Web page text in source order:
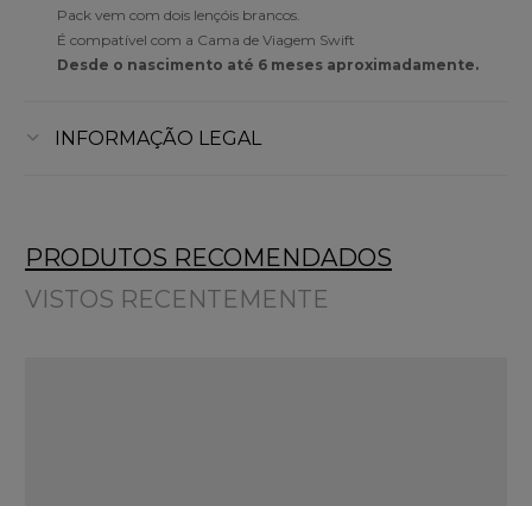
Pack vem com dois lençóis brancos.
É compatível com a Cama de Viagem Swift
Desde o nascimento até 6 meses aproximadamente.
INFORMAÇÃO LEGAL
PRODUTOS RECOMENDADOS
VISTOS RECENTEMENTE